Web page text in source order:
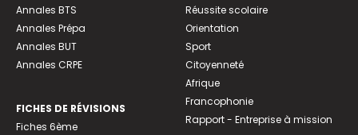
Annales BTS
Annales Prépa
Annales BUT
Annales CRPE
FICHES DE RÉVISIONS
Fiches 6ème
Réussite scolaire
Orientation
Sport
Citoyenneté
Afrique
Francophonie
Rapport - Entreprise à mission